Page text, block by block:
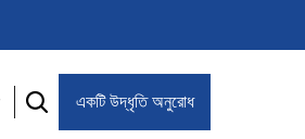
একটি উদ্ধৃতি অনুরোধ